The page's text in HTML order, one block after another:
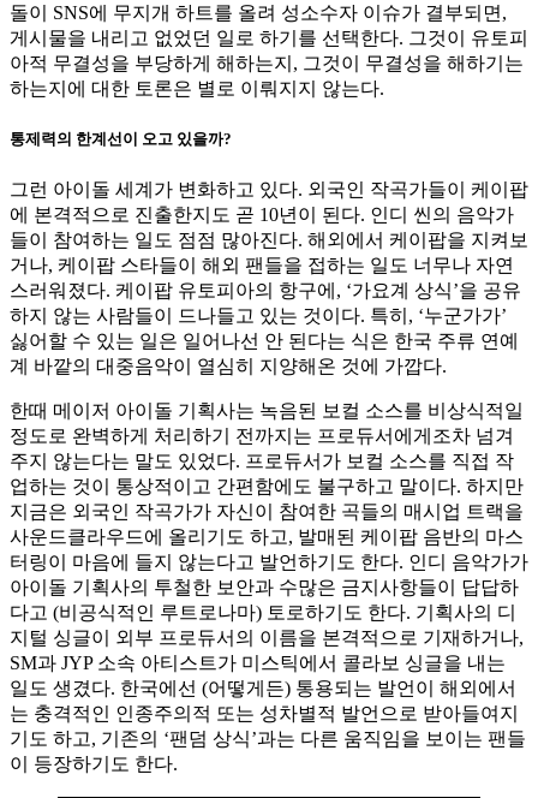
돌이 SNS에 무지개 하트를 올려 성소수자 이슈가 결부되면,
게시물을 내리고 없었던 일로 하기를 선택한다. 그것이 유토피
아적 무결성을 부당하게 해하는지, 그것이 무결성을 해하기는
하는지에 대한 토론은 별로 이뤄지지 않는다.
통제력의 한계선이 오고 있을까?
그런 아이돌 세계가 변화하고 있다. 외국인 작곡가들이 케이팝
에 본격적으로 진출한지도 곧 10년이 된다. 인디 씬의 음악가
들이 참여하는 일도 점점 많아진다. 해외에서 케이팝을 지켜보
거나, 케이팝 스타들이 해외 팬들을 접하는 일도 너무나 자연
스러워졌다. 케이팝 유토피아의 항구에, ‘가요계 상식’을 공유
하지 않는 사람들이 드나들고 있는 것이다. 특히, ‘누군가가’
싫어할 수 있는 일은 일어나선 안 된다는 식은 한국 주류 연예
계 바깥의 대중음악이 열심히 지양해온 것에 가깝다.
한때 메이저 아이돌 기획사는 녹음된 보컬 소스를 비상식적일
정도로 완벽하게 처리하기 전까지는 프로듀서에게조차 넘겨
주지 않는다는 말도 있었다. 프로듀서가 보컬 소스를 직접 작
업하는 것이 통상적이고 간편함에도 불구하고 말이다. 하지만
지금은 외국인 작곡가가 자신이 참여한 곡들의 매시업 트랙을
사운드클라우드에 올리기도 하고, 발매된 케이팝 음반의 마스
터링이 마음에 들지 않는다고 발언하기도 한다. 인디 음악가가
아이돌 기획사의 투철한 보안과 수많은 금지사항들이 답답하
다고 (비공식적인 루트로나마) 토로하기도 한다. 기획사의 디
지털 싱글이 외부 프로듀서의 이름을 본격적으로 기재하거나,
SM과 JYP 소속 아티스트가 미스틱에서 콜라보 싱글을 내는
일도 생겼다. 한국에선 (어떻게든) 통용되는 발언이 해외에서
는 충격적인 인종주의적 또는 성차별적 발언으로 받아들여지
기도 하고, 기존의 ‘팬덤 상식’과는 다른 움직임을 보이는 팬들
이 등장하기도 한다.